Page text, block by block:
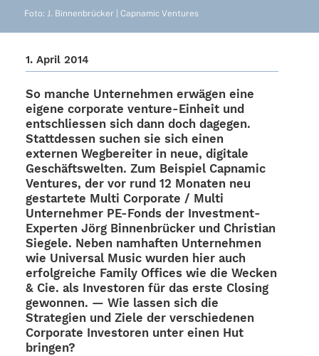
Foto: J. Binnen­brü­cker | Capna­mic Ventures
1. April 2014
So manche Unter­neh­men erwä­gen eine
eigene corpo­rate venture-Einheit und
entschlies­sen sich dann doch dage­gen.
Statt­des­sen suchen sie sich einen
exter­nen Wegbe­rei­ter in neue, digi­tale
Geschäfts­wel­ten. Zum Beispiel Capna­mic
Ventures, der vor rund 12 Mona­ten neu
gestar­tete Multi Corpo­rate / Multi
Unter­neh­mer PE-Fonds der Inves­t­­ment-
Exper­­ten Jörg Binnen­brü­cker und Chris­tian
Siegele. Neben namhaf­ten Unter­neh­men
wie Univer­sal Music wurden hier auch
erfolg­rei­che Family Offices wie die Wecken
& Cie. als Inves­to­ren für das erste Closing
gewon­nen. — Wie lassen sich die
Stra­te­gien und Ziele der verschie­de­nen
Corpo­rate Inves­to­ren unter einen Hut
bringen?